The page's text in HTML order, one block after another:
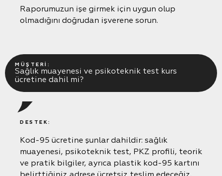
Raporumuzun işe girmek için uygun olup
olmadığını doğrudan işverene sorun.
MÜŞTERI:
Sağlık muayenesi ve psikoteknik test kurs
ücretine dahil mi?
DESTEK:
Kod-95 ücretine şunlar dahildir: sağlık
muayenesi, psikoteknik test, PKZ profili, teorik
ve pratik bilgiler, ayrıca plastik kod-95 kartını